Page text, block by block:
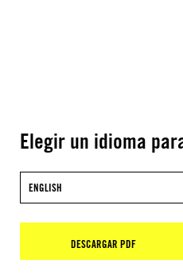
Elegir un idioma
ENGLISH
DESCARGAR PDF